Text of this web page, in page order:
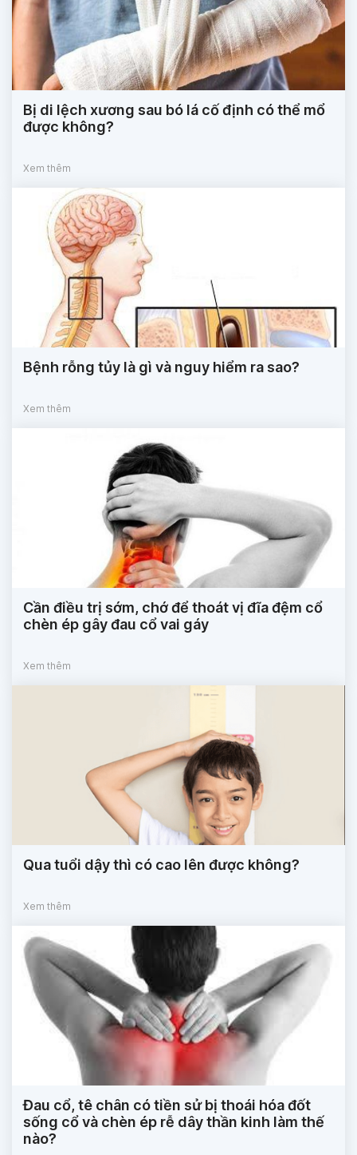
Bị di lệch xương sau bó lá cố định có thể mổ
được không?
Xem thêm
Bệnh rỗng tủy là gì và nguy hiểm ra sao?
Xem thêm
Cần điều trị sớm, chớ để thoát vị đĩa đệm cổ
chèn ép gây đau cổ vai gáy
Xem thêm
Qua tuổi dậy thì có cao lên được không?
Xem thêm
Đau cổ, tê chân có tiền sử bị thoái hóa đốt
sống cổ và chèn ép rễ dây thần kinh làm thế
nào?